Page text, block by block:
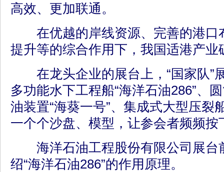
高效、更加联通。
在优越的岸线资源、完善的港口
提升等的综合作用下，我国适港产业
在龙头企业的展台上，“国家队”
多功能水下工程船“海洋石油286”、
油装置“海葵一号”、集成式大型压
一个个沙盘、模型，让参会者频频按
海洋石油工程股份有限公司展台
绍“海洋石油286”的作用原理。